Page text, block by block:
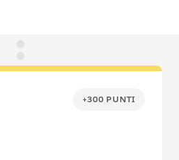
+300 PUNTI